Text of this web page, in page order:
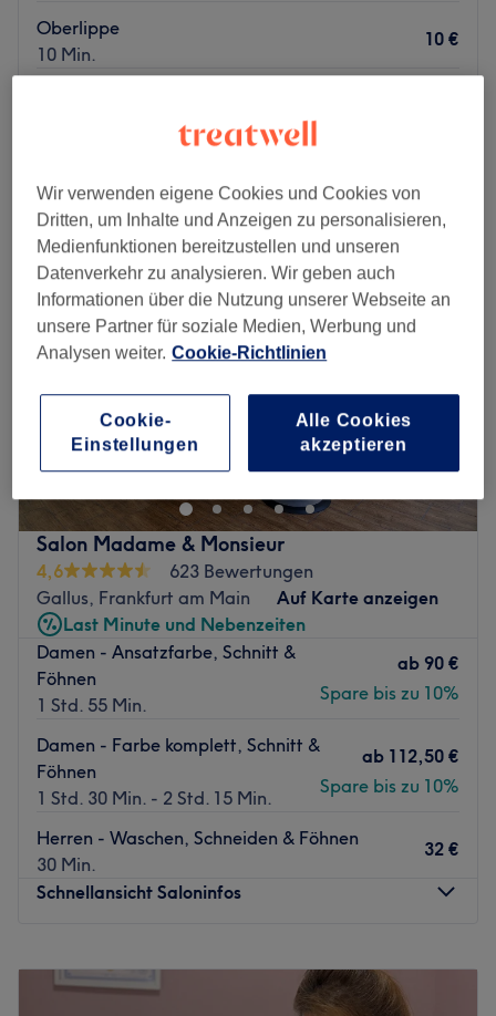
Oberlippe
10 Min.
10 €
Schnellansicht Saloninfos
Montag –19:00
Dienstag
Mittwoch
–19:00
Donnerstag
10:00 –
19:00
Freitag
10:00
19:00
Samstag
10:00–
Sonntag
Im Stadtteil Gallus, bietet dir die Bloom Brow Bar -
Skyline Plaza als erste reine Brow Bar in Frankfurt am
Main nach dem Vorbild aus den USA alles, was deine
Wimpern und Augenbrauen pflegt und in Form bringt.
Hier werden dir eine Vielzahl an Augenbrauenkorrekturen
oder Wimpernverlängerungen und anderen hochwertigen
kosmetischen Behandlungen, wie Waxing oder
Microneedling angeboten. Buche jetzt deinen Termin und
überzeuge dich selbst.
Nächste öffentliche Verkehrsmittel:
Die Bushaltestelle Frankfurt (Main) Den Haager Straße
liegt nur 3 Gehminuten vom Salon entfernt.
Das Team:
Die zuvorkommenden und professionellen Brow- und
Wimpern-Stylistinnen des Salons modellieren und
korrigieren nach eingehender Beratung deine
Augenbrauen und verleihen deinen Wimpern den
Englisch spricht das Team auch Hindu, Russisch, Türkisch
und Arabisch.
Salon Madame & Monsieur
4,6
623 Bewertungen
Gallus, Frankfurt am Main
Auf Karte anzeigen
Last Minute und Nebenzeiten
Damen - Ansatzfarbe, Schnitt &
Föhnen
1 Std. 55 Min.
ab 90 €
Spare bis zu 10%
Damen - Farbe komplett, Schnitt &
Föhnen
1 Std. 30 Min. - 2 Std. 15 Min.
ab 112,50 €
Spare bis zu 10%
Herren - Waschen, Schneiden & Föhnen
30 Min.
32 €
Schnellansicht Saloninfos
Dienstag
10:00–19:00
10:00–19:00
Wir verwenden eigene Cookies und Cookies von
Dritten, um Inhalte und Anzeigen zu personalisieren,
Medienfunktionen bereitzustellen und unseren
Datenverkehr zu analysieren. Wir geben auch
Informationen über die Nutzung unserer Webseite an
unsere Partner für soziale Medien, Werbung und
Analysen weiter. Cookie-Richtlinien
Cookie-
Einstellungen
Alle Cookies
akzeptieren